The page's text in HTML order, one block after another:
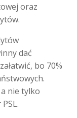
oraz
dać
bo 70%
a nie tylko